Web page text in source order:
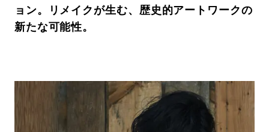
#注目のタグ
#NEW VINTAGE #マイナーグッド図鑑
#MONTHLY JOURNAL
#GH 銘品の所以 #フイナムのYouTube
ョン。リメイクが生む、歴史的アートワークの
新たな可能性。